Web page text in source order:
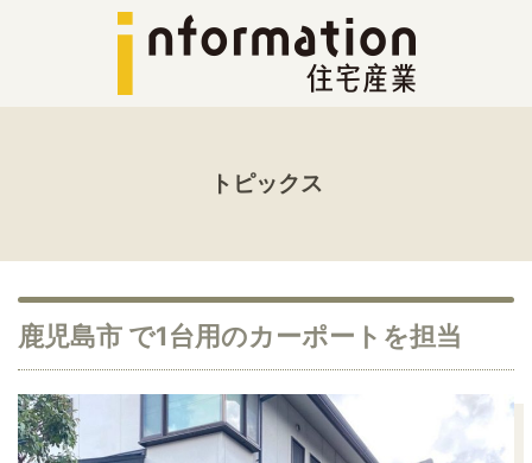
トピックス
鹿児島市 で1台用のカーポートを担当